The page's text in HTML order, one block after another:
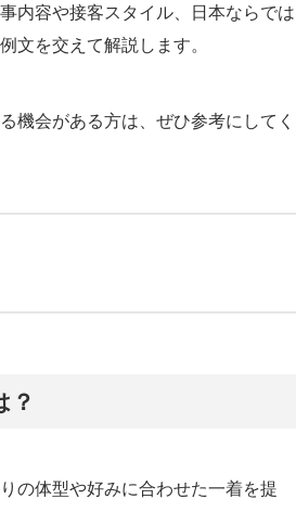
内容や接客スタイル、日本ならでは
文を交えて解説します。
機会がある方は、ぜひ参考にしてく
？
の体型や好みに合わせた一着を提